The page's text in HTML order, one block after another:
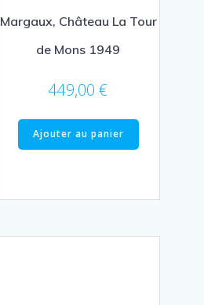
Margaux, Château La Tour
de Mons 1949
449,00€
Ajouter au panier